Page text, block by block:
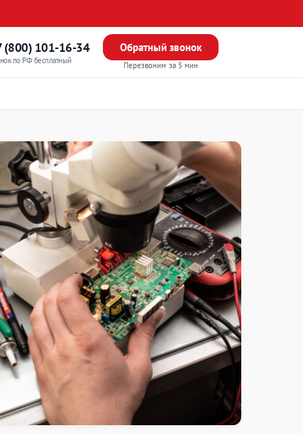
(800) 101-16-34
по РФ бесплатный
Обратный звонок
Перезвоним за 5 мин